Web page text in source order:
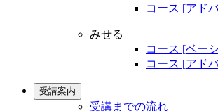
コース [アド
みせる
コース [ベー
コース [アド
受講案内
受講までの流れ